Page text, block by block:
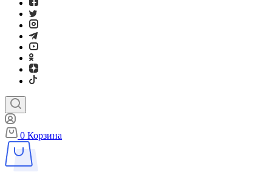
0 Корзина